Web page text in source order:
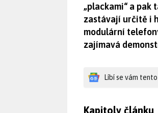
„plackami“ a pak
zastávají určitě i
modulární
zajímavá
Líbí se vám
Kapitoly článku